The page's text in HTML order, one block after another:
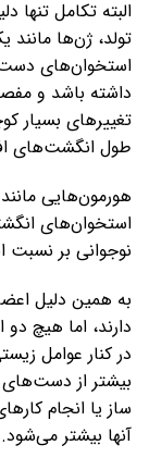
البته تکامل
تولد، ژن‌ها
استخوان‌های دست
داشته باشد و
تغییرهای بسیار
طول انگشت‌های
هورمون‌هایی
استخوان‌های
نوجوانی بر نسبت
به همین دلیل
دارند، اما هیچ
در کنار عوامل
بیشتر از دست‌های
ساز یا انجام
آنها بیشتر می‌شود.